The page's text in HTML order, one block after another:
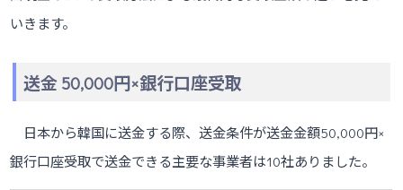
いきます。
送金 50,000円×銀行口座受取
日本から韓国に送金する際、送金条件が送金金額50,000円×
銀行口座受取で送金できる主要な事業者は10社ありました。